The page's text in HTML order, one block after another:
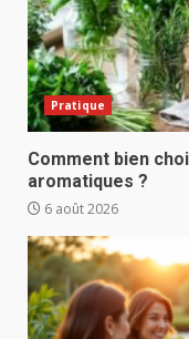
Pratique
Comment bien
aromatiques ?
6 août 2026